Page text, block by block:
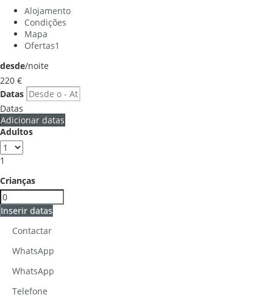
Alojamento
Condições
Mapa
Ofertas1
desde/noite
220 €
Datas
Datas
Adicionar datas
Adultos
1
Crianças
Inserir datas
Contactar
WhatsApp
WhatsApp
Telefone